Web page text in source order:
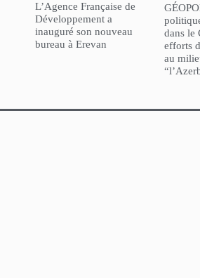
L’Agence Française de
Développement a
inauguré son nouveau
bureau à Erevan
dans le
efforts
au